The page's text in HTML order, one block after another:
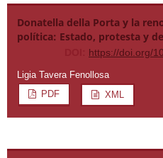
Donatella della Porta y la
política: Estado, protesta y
https://doi.org/
Ligia Tavera Fenollosa
PDF
XML